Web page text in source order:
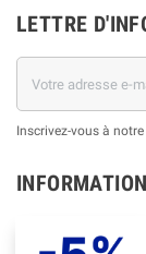
LETTRE
Inscrivez-vous à
NOTRE